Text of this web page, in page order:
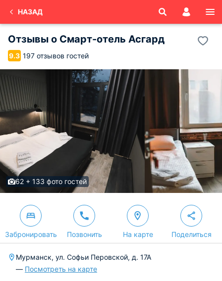
НАЗАД
Отзывы о Смарт-отель Асгард
9.3 197 отзывов гостей
62 + 133 фото гостей
Забронировать Позвонить На карте Поделиться
Мурманск, ул. Софьи Перовской, д. 17А
— Посмотреть на карте